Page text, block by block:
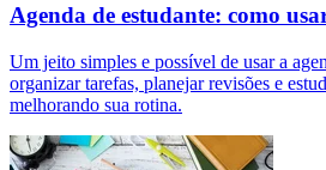
Agenda de estudante: como
Um jeito simples e possível de usar a
organizar tarefas, planejar revisões e
melhorando sua rotina.